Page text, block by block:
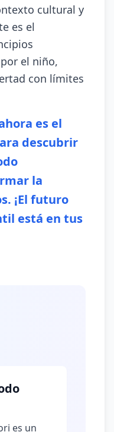
cultural y
es el
el niño,
con límites
es el
descubrir
la
¡El futuro
está en tus
es un